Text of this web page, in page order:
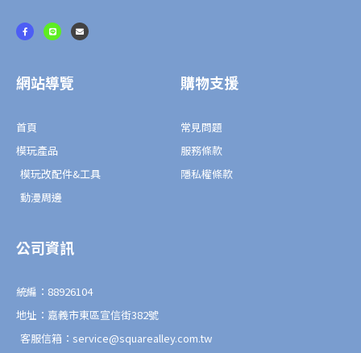
F
a
c
k
-
L
i
n
E
n
v
網站導覽
首頁
模玩產品
模玩改配件&工具
動漫周邊
購物支援
常見問題
服務條款
隱私權條款
公司資訊
統編：88926104
地址：嘉義市東區宣信街382號
客服信箱：service@squarealley.com.tw